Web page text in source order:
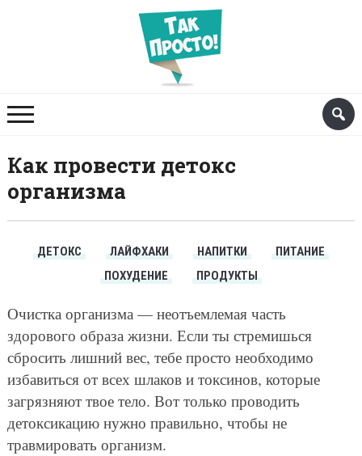
Как провести детокс
организма
ДЕТОКС ЛАЙФХАКИ НАПИТКИ
ПИТАНИЕ
ПОХУДЕНИЕ
ПРОДУКТЫ
Очистка организма — неотъемлемая часть
здорового образа жизни. Если ты стремишься
сбросить лишний вес, тебе просто необходимо
избавиться от всех шлаков и токсинов, которые
загрязняют твое тело. Вот только проводить
детоксикацию нужно правильно, чтобы не
травмировать организм.